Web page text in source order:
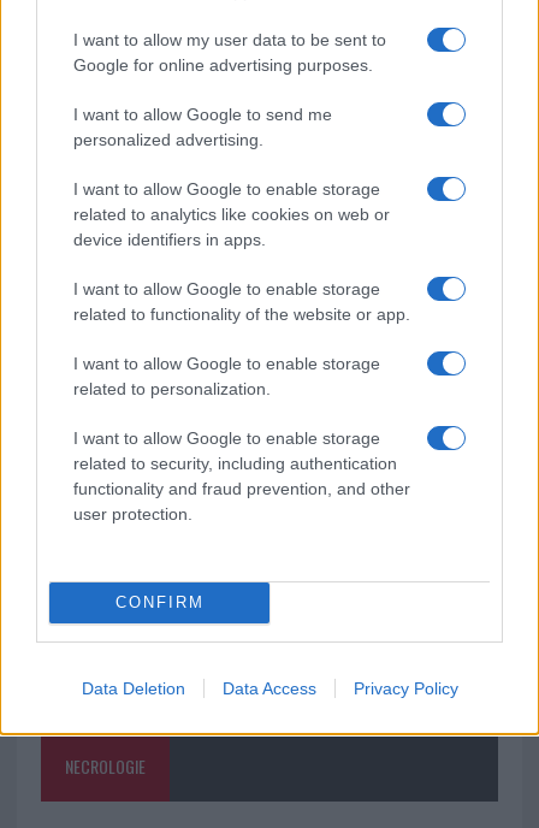
I want to allow my user data to be sent to
Google for online advertising purposes.
I want to allow Google to send me
personalized advertising.
I want to allow Google to enable storage
related to analytics like cookies on web or
device identifiers in apps.
I want to allow Google to enable storage
related to functionality of the website or app.
I want to allow Google to enable storage
related to personalization.
I want to allow Google to enable storage
related to security, including authentication
functionality and fraud prevention, and other
user protection.
CONFIRM
Data Deletion Data Access Privacy Policy
va avanti: “Sicilia, ci sono”
Jovanotti, Gabry Ponte e Alfa: Olbia ombelico del
mondo per una notte
Giorgia Meloni a La Maddalena, la vicesindaco:
“Orgoglio e discrezione per visita privata̶…
Incendio nella notte a Olbia, a fuoco due furgoni
A fuoco un deposito con bombole, intervento dei
vigili del fuoco a Rudalza
NECROLOGIE